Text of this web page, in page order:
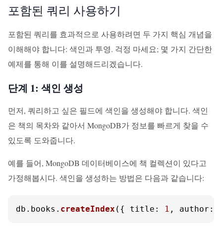
포함된 쿼리 사용하기
포함된 쿼리를 효과적으로 사용하려면 두 가지 핵심 개념을
이해해야 합니다: 색인과 투영. 걱정 마세요; 몇 가지 간단한
예제를 통해 이를 설명해드리겠습니다.
단계 1: 색인 생성
먼저, 쿼리하고 싶은 필드에 색인을 생성해야 합니다. 색인
은 책의 목차와 같아서 MongoDB가 정보를 빠르게 찾을 수
있도록 도와줍니다.
예를 들어, MongoDB 데이터베이스에 책 컬렉션이 있다고
가정해봅시다. 색인을 생성하는 방법은 다음과 같습니다:
db. books . createIndex ({ title : 1 , author :